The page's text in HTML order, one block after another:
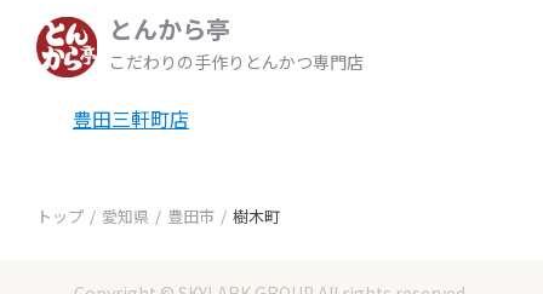
とんから亭
こだわりの手作りとんかつ専門店
豊田三軒町店
トップ 愛知県 豊田市 樹木町